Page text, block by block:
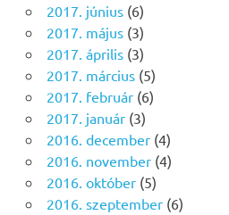
2017. június(6)
2017. május(3)
2017. április(3)
2017. március(5)
2017. február(6)
2017. január(3)
2016. december(4)
2016. november(4)
2016. október(5)
2016. szeptember(6)